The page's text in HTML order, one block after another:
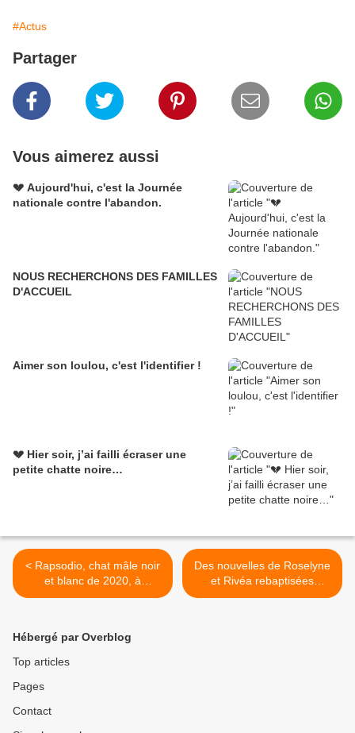
#Actus
Partager
Vous aimerez aussi
💔 Aujourd'hui, c'est la Journée
nationale contre l'abandon.
NOUS RECHERCHONS DES FAMILLES
D'ACCUEIL
Aimer son loulou, c'est l'identifier !
💔 Hier soir, j’ai failli écraser une
petite chatte noire…
< Rapsodio, chat mâle noir
et blanc de 2020, à
l'adoption -> adopté
Des nouvelles de Roselyne
et Rivéa rebaptisées
Simone et Frida adoptées
Hébergé par Overblog
Top articles
Pages
Contact